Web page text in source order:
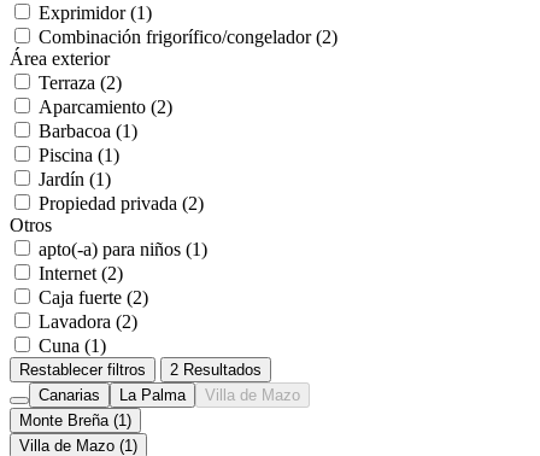
Exprimidor (1)
Combinación frigorífico/congelador (2)
Área exterior
Terraza (2)
Aparcamiento (2)
Barbacoa (1)
Piscina (1)
Jardín (1)
Propiedad privada (2)
Otros
apto(-a) para niños (1)
Internet (2)
Caja fuerte (2)
Lavadora (2)
Cuna (1)
Restablecer filtros
2 Resultados
Canarias
La Palma
Villa de Mazo
Monte Breña (1)
Villa de Mazo (1)